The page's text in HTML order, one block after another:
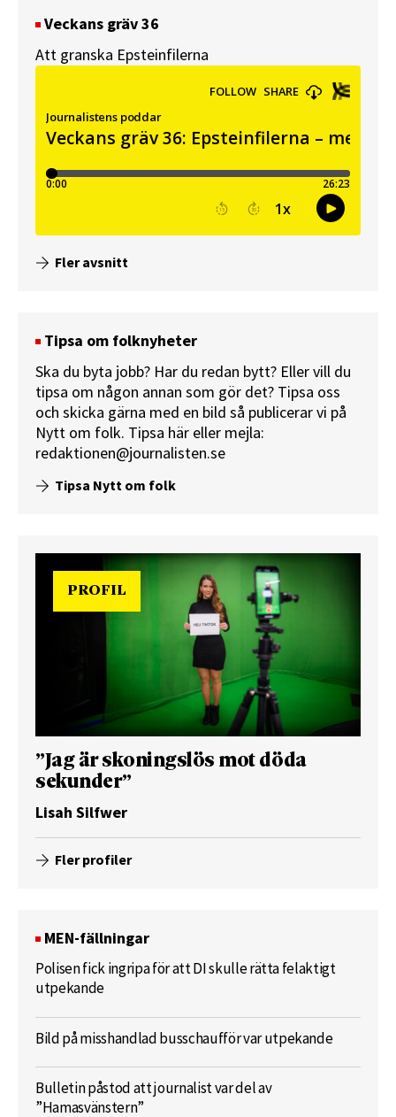
Veckans gräv 36
Att granska Epsteinfilerna
Fler avsnitt
Tipsa om folknyheter
Ska du byta jobb? Har du redan bytt? Eller vill du
tipsa om någon annan som gör det? Tipsa oss
och skicka gärna med en bild så publicerar vi på
Nytt om folk. Tipsa här eller mejla:
redaktionen@journalisten.se
Tipsa Nytt om folk
PROFIL
”Jag är skoningslös mot döda
sekunder”
Lisah Silfwer
Fler profiler
MEN-fällningar
Polisen fick ingripa för att DI skulle rätta felaktigt
utpekande
Bild på misshandlad busschaufför var utpekande
Bulletin påstod att journalist var del av
”Hamasvänstern”